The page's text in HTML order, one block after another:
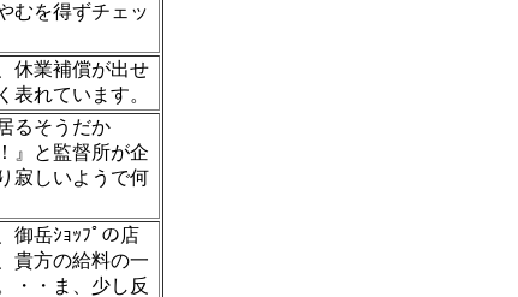
むを得ずチェッ
休業補償が出せ
れています。
るそうだか
』と監督所が企
寂しいようで何
御岳ｼｮｯﾌﾟの店
貴方の給料の一
・・ま、少し反